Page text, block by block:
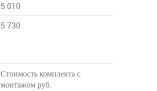
5 010
5 730
Стоимость комплекта с
монтажом руб.